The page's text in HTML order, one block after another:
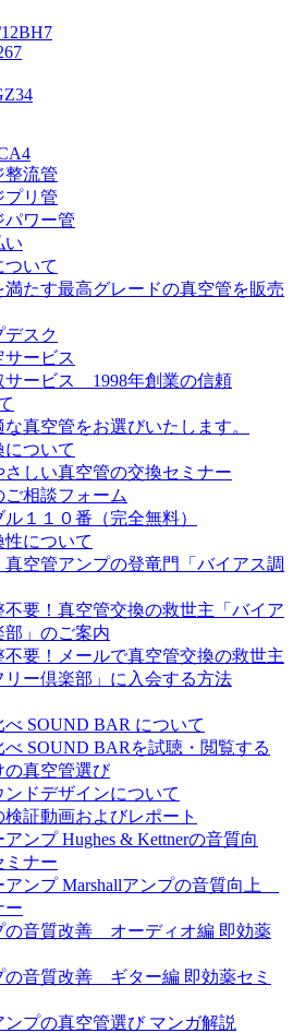
整流管
プリ管
パワー管
い
ついて
満たす最高グレードの真空管を販売
デスク
ービス
サービス 1998年創業の信頼
真空管をお選びいたします。
ついて
しい真空管の交換セミナー
相談フォーム
１１０番（完全無料）
について
空管アンプの登竜門「バイアス調
要！真空管交換の救世主「バイア
部」のご案内
要！メールで真空管交換の救世主
リー倶楽部」に入会する方法
SOUND BAR について
SOUND BARを試聴・閲覧する
の真空管選び
ドデザインについて
証動画およびレポート
ンプ Hughes & Kettnerの音質向
ナー
アンプ Marshallアンプの音質向上
ー
の音質改善 オーディオ編 即効薬
の音質改善 ギター編 即効薬セミ
ンプの真空管選び マンガ解説